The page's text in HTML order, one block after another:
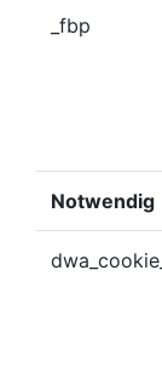
_fbp
Notwendig